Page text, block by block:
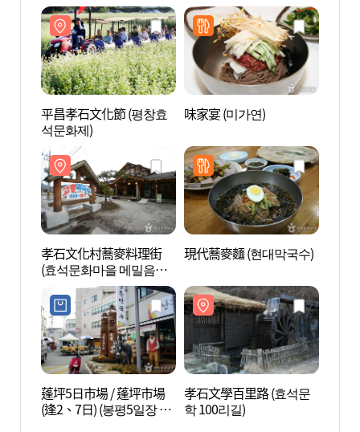
平昌孝石文化節 (평창효
석문화제)
味家宴 (미가연)
孝石文化村蕎麥料理街
(효석문화마을 메밀음식
現代蕎麥麵 (현대막국수)
蓬坪5日市場 / 蓬坪市場
(逢2、7日) (봉평5일장 /
孝石文學百里路 (효석문
학 100리길)